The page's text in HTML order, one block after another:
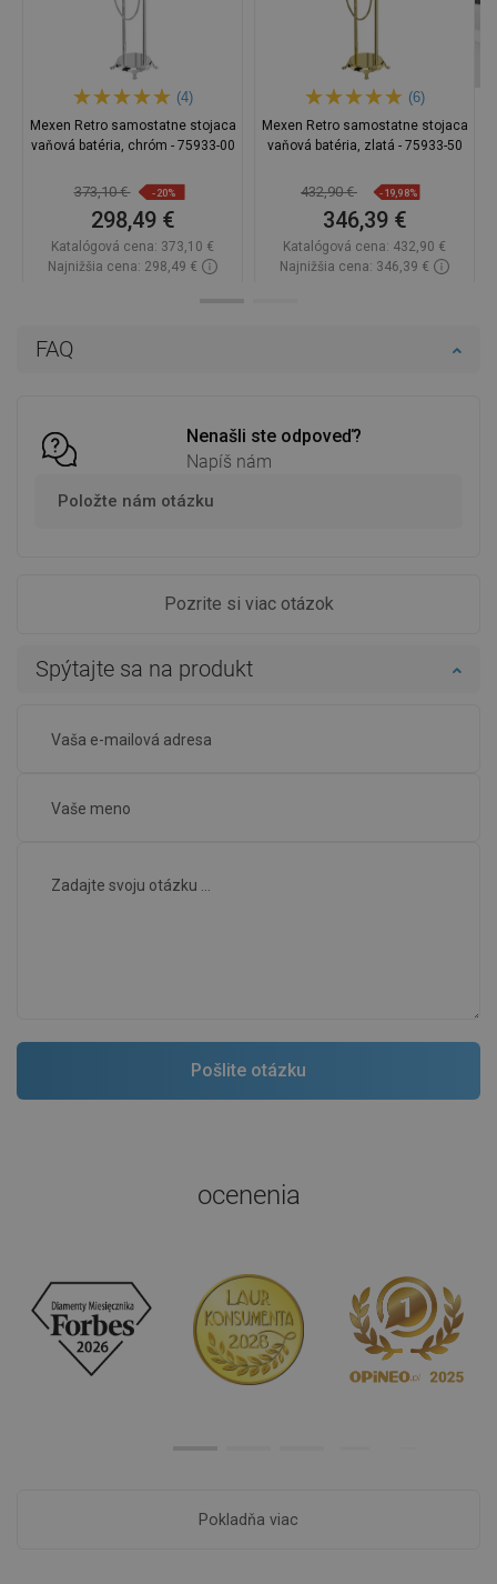
FAQ
Nenašli ste odpoveď?
Napíš nám
Položte nám otázku
Pozrite si viac otázok
Spýtajte sa na produkt
(4)
Mexen Retro samostatne stojaca
vaňová batéria, chróm - 75933-00
373,10 € -20%
298,49 €
Katalógová cena: 373,10 €
Najnižšia cena: 298,49 €
(6)
Mexen Retro samostatne stojaca
vaňová batéria, zlatá - 75933-50
432,90 € -19,98%
346,39 €
Katalógová cena: 432,90 €
Najnižšia cena: 346,39 €
ocenenia
Pokladňa viac